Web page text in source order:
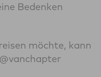
Bedenken
möchte, kann